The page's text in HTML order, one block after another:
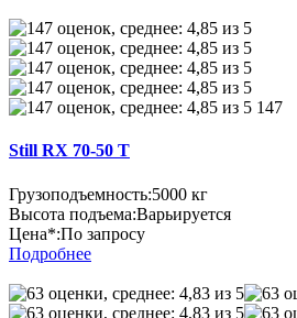
147
Still RX 70-50 T
Грузоподъемность:5000 кг
Высота подъема:Варьируется
Цена*:По запросу
Подробнее